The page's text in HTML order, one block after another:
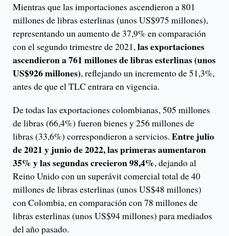
Mientras que las importaciones ascendieron a 801
millones de libras esterlinas (unos US$975 millones),
representando un aumento de 37,9% en comparación
con el segundo trimestre de 2021,las exportaciones
ascendieron a 761 millones de libras esterlinas (unos
US$926 millones), reflejando un incremento de 51,3%,
antes de que el TLC entrara en vigencia.
De todas las exportaciones colombianas, 505 millones
de libras (66,4%) fueron bienes y 256 millones de
libras (33,6%) correspondieron a servicios. Entre julio
de 2021 y junio de 2022, las primeras aumentaron
35% y las segundas crecieron 98,4%, dejando al
Reino Unido con un superávit comercial total de 40
millones de libras esterlinas (unos US$48 millones)
con Colombia, en comparación con 78 millones de
libras esterlinas (unos US$94 millones) para mediados
del año pasado.